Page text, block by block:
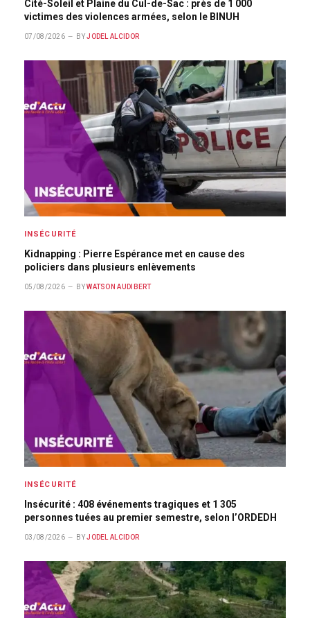
Cité-Soleil et Plaine du Cul-de-Sac : près de 1 000
victimes des violences armées, selon le BINUH
07/08/2026 BY JODEL ALCIDOR
INSÉCURITÉ
Kidnapping : Pierre Espérance met en cause des
policiers dans plusieurs enlèvements
05/08/2026 BY WATSON AUDIBERT
INSÉCURITÉ
Insécurité : 408 événements tragiques et 1 305
personnes tuées au premier semestre, selon l’ORDEDH
03/08/2026 BY JODEL ALCIDOR